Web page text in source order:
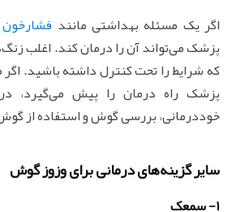
اگر یک مسئله بهداشتی مانند فشارخون
پزشک می‌تواند آن را درمان کند. اغلب
که شرایط را تحت کنترل داشته باشید.
پزشک راه درمان را پیش می‌گیرد،
خوددرمانی، بررسی گوش و استفاده از
سایر گزینه‌های درمانی برای وزوز گوش
1- سمعک